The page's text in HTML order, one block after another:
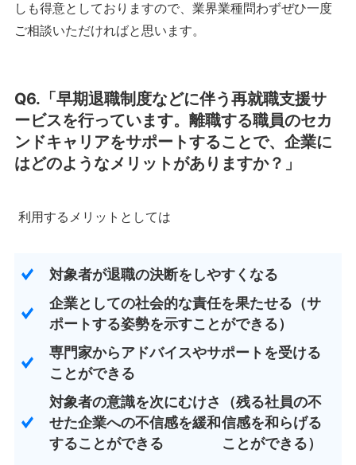
しも得意としておりますので、業界業種問わずぜひ一度
ご相談いただければと思います。
Q6.「早期退職制度などに伴う再就職支援サ
ービスを行っています。離職する職員のセカ
ンドキャリアをサポートすることで、企業に
はどのようなメリットがありますか？」
利用するメリットとしては
対象者が退職の決断をしやすくなる
企業としての社会的な責任を果たせる（サ
ポートする姿勢を示すことができる）
専門家からアドバイスやサポートを受ける
ことができる
対象者の意識を次にむけさ
せた企業への不信感を緩和
することができる
（残る社員の不
信感を和らげる
ことができる）